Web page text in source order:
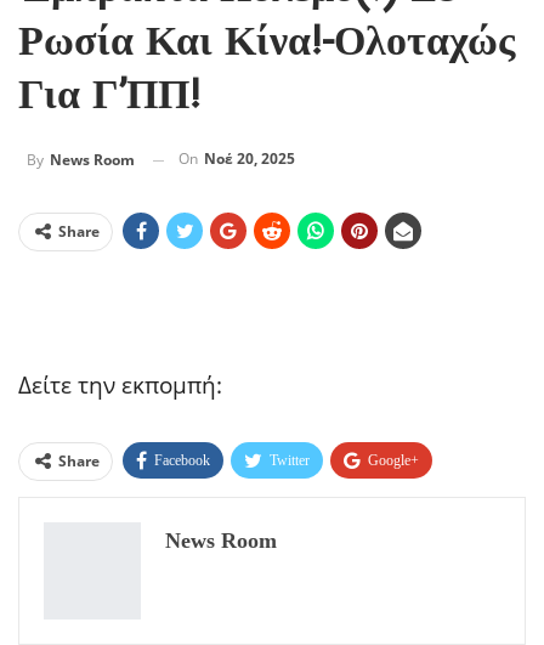
Ρωσία Και Κίνα!-Ολοταχώς
Για Γ’ΠΠ!
By News Room On Νοέ 20, 2025
Share
Δείτε την εκπομπή:
Share Facebook Twitter Google+
News Room